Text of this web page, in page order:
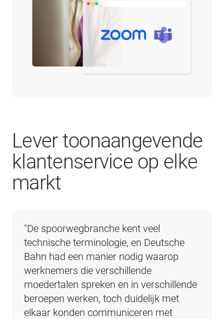
Lever toonaangevende
klantenservice op elke
markt
"De spoorwegbranche kent veel
technische terminologie, en Deutsche
Bahn had een manier nodig waarop
werknemers die verschillende
moedertalen spreken en in verschillende
beroepen werken, toch duidelijk met
elkaar konden communiceren met